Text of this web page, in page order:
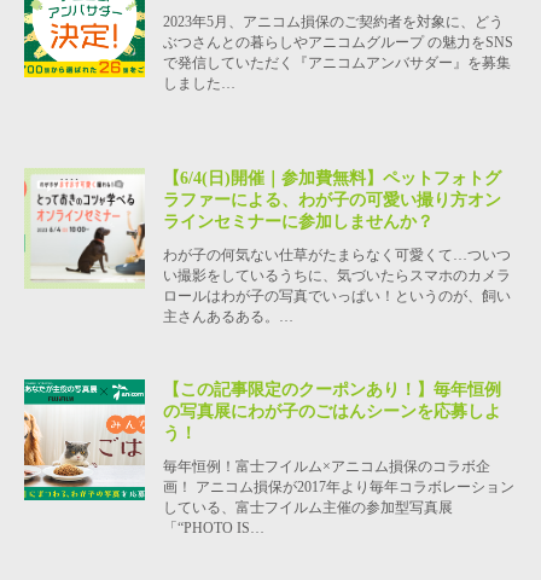
2023年5月、アニコム損保のご契約者を対象に、どう
ぶつさんとの暮らしやアニコムグループ の魅力をSNS
で発信していただく『アニコムアンバサダー』を募集
しました…
【6/4(日)開催｜参加費無料】ペットフォトグ
ラファーによる、わが子の可愛い撮り方オン
ラインセミナーに参加しませんか？
わが子の何気ない仕草がたまらなく可愛くて…ついつ
い撮影をしているうちに、気づいたらスマホのカメラ
ロールはわが子の写真でいっぱい！というのが、飼い
主さんあるある。…
【この記事限定のクーポンあり！】毎年恒例
の写真展にわが子のごはんシーンを応募しよ
う！
毎年恒例！富士フイルム×アニコム損保のコラボ企
画！ アニコム損保が2017年より毎年コラボレーション
している、富士フイルム主催の参加型写真展
「“PHOTO IS…